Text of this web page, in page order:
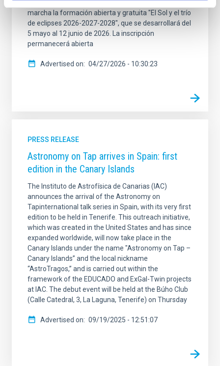
seguimiento seguro de los mismos, se pone en
marcha la formación abierta y gratuita "El Sol y el trío
de eclipses 2026-2027-2028", que se desarrollará del
5 mayo al 12 junio de 2026. La inscripción
permanecerá abierta
Advertised on 04/27/2026 - 10:30:23
PRESS RELEASE
Astronomy on Tap arrives in Spain: first
edition in the Canary Islands
The Instituto de Astrofísica de Canarias (IAC)
announces the arrival of the Astronomy on
Tapinternational talk series in Spain, with its very first
edition to be held in Tenerife. This outreach initiative,
which was created in the United States and has since
expanded worldwide, will now take place in the
Canary Islands under the name "Astronomy on Tap –
Canary Islands” and the local nickname
“AstroTragos,” and is carried out within the
framework of the EDUCADO and ExGal-Twin projects
at IAC. The debut event will be held at the Búho Club
(Calle Catedral, 3, La Laguna, Tenerife) on Thursday
Advertised on 09/19/2025 - 12:51:07